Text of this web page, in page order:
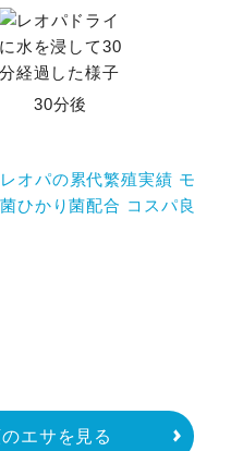
30分後
エサを見る